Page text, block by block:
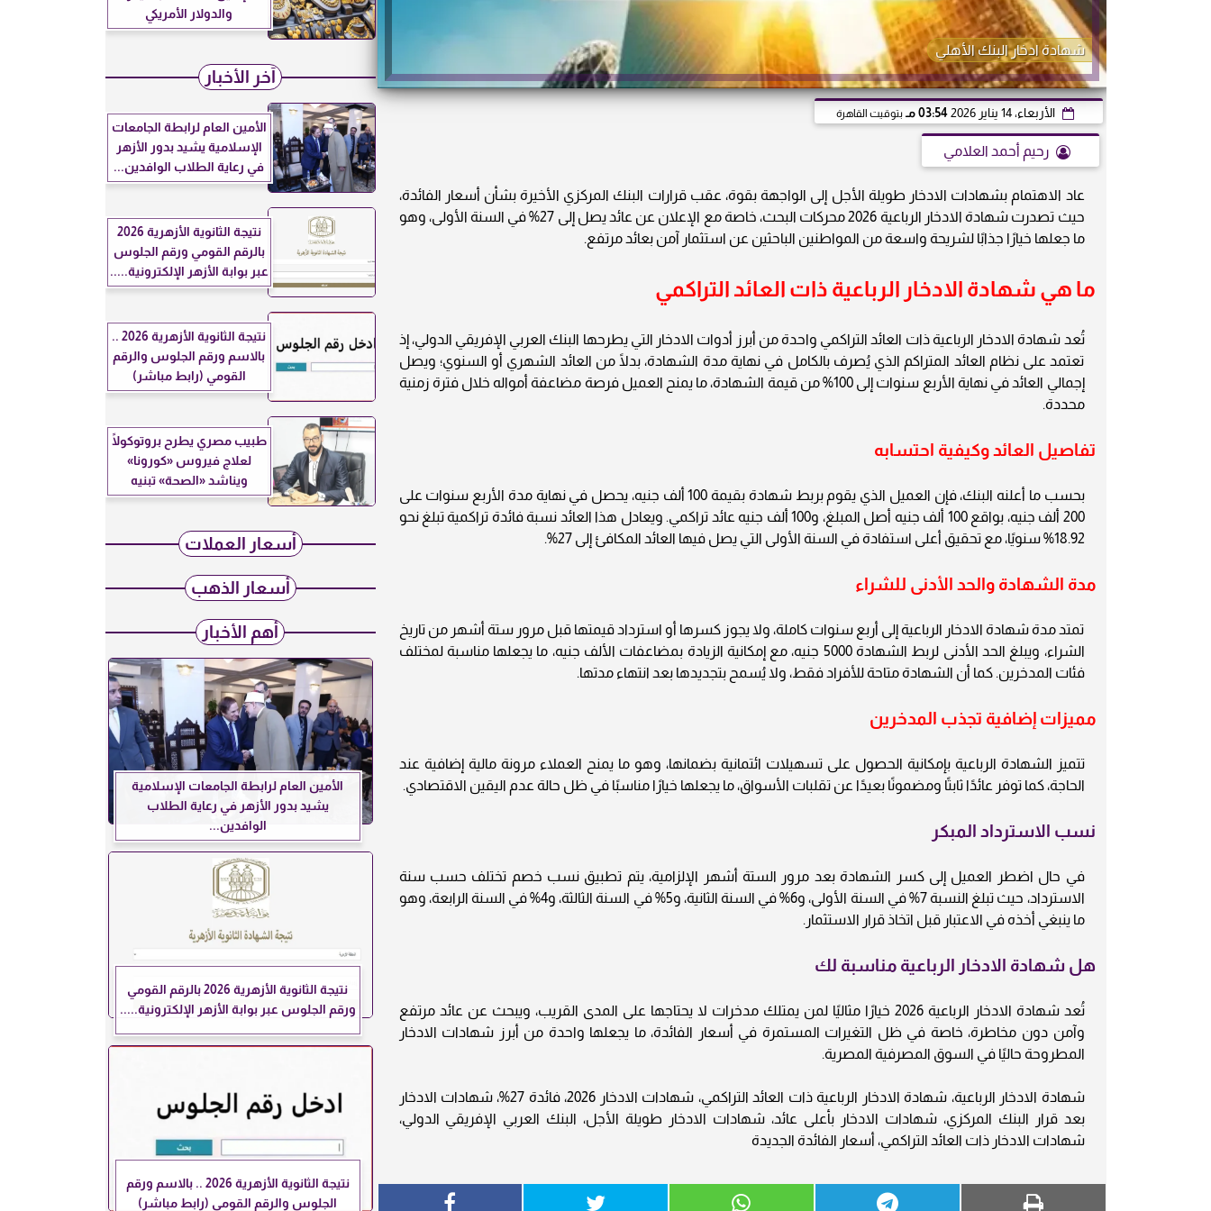
شهادة ادخار البنك الأهلي
الأربعاء، 14 يناير 2026 03:54 مـ بتوقيت القاهرة
رحيم أحمد العلامي
عاد الاهتمام بشهادات الادخار طويلة الأجل إلى الواجهة بقوة، عقب قرارات البنك المركزي الأخيرة بشأن أسعار الفائدة،
حيث تصدرت شهادة الادخار الرباعية 2026 محركات البحث، خاصة مع الإعلان عن عائد يصل إلى 27% في السنة الأولى، وهو
ما جعلها خيارًا جذابًا لشريحة واسعة من المواطنين الباحثين عن استثمار آمن بعائد مرتفع.
ما هي شهادة الادخار الرباعية ذات العائد التراكمي
تُعد شهادة الادخار الرباعية ذات العائد التراكمي واحدة من أبرز أدوات الادخار التي يطرحها البنك العربي الإفريقي الدولي، إذ
تعتمد على نظام العائد المتراكم الذي يُصرف بالكامل في نهاية مدة الشهادة، بدلًا من العائد الشهري أو السنوي؛ ويصل
إجمالي العائد في نهاية الأربع سنوات إلى 100% من قيمة الشهادة، ما يمنح العميل فرصة مضاعفة أمواله خلال فترة زمنية
محددة.
تفاصيل العائد وكيفية احتسابه
بحسب ما أعلنه البنك، فإن العميل الذي يقوم بربط شهادة بقيمة 100 ألف جنيه، يحصل في نهاية مدة الأربع سنوات على
200 ألف جنيه، بواقع 100 ألف جنيه أصل المبلغ، و100 ألف جنيه عائد تراكمي. ويعادل هذا العائد نسبة فائدة تراكمية تبلغ نحو
18.92% سنويًا، مع تحقيق أعلى استفادة في السنة الأولى التي يصل فيها العائد المكافئ إلى 27%.
مدة الشهادة والحد الأدنى للشراء
تمتد مدة شهادة الادخار الرباعية إلى أربع سنوات كاملة، ولا يجوز كسرها أو استرداد قيمتها قبل مرور ستة أشهر من تاريخ
الشراء، ويبلغ الحد الأدنى لربط الشهادة 5000 جنيه، مع إمكانية الزيادة بمضاعفات الألف جنيه، ما يجعلها مناسبة لمختلف
فئات المدخرين. كما أن الشهادة متاحة للأفراد فقط، ولا يُسمح بتجديدها بعد انتهاء مدتها.
مميزات إضافية تجذب المدخرين
تتميز الشهادة الرباعية بإمكانية الحصول على تسهيلات ائتمانية بضمانها، وهو ما يمنح العملاء مرونة مالية إضافية عند
الحاجة، كما توفر عائدًا ثابتًا ومضمونًا بعيدًا عن تقلبات الأسواق، ما يجعلها خيارًا مناسبًا في ظل حالة عدم اليقين الاقتصادي.
نسب الاسترداد المبكر
في حال اضطر العميل إلى كسر الشهادة بعد مرور الستة أشهر الإلزامية، يتم تطبيق نسب خصم تختلف حسب سنة
الاسترداد، حيث تبلغ النسبة 7% في السنة الأولى، و6% في السنة الثانية، و5% في السنة الثالثة، و4% في السنة الرابعة، وهو
ما ينبغي أخذه في الاعتبار قبل اتخاذ قرار الاستثمار.
هل شهادة الادخار الرباعية مناسبة لك
تُعد شهادة الادخار الرباعية 2026 خيارًا مثاليًا لمن يمتلك مدخرات لا يحتاجها على المدى القريب، ويبحث عن عائد مرتفع
وآمن دون مخاطرة، خاصة في ظل التغيرات المستمرة في أسعار الفائدة، ما يجعلها واحدة من أبرز شهادات الادخار
المطروحة حاليًا في السوق المصرفية المصرية.
شهادة الادخار الرباعية، شهادة الادخار الرباعية ذات العائد التراكمي، شهادات الادخار 2026، فائدة 27%، شهادات الادخار
بعد قرار البنك المركزي، شهادات الادخار بأعلى عائد، شهادات الادخار طويلة الأجل، البنك العربي الإفريقي الدولي،
شهادات الادخار ذات العائد التراكمي، أسعار الفائدة الجديدة
والدولار الأمريكي
آخر الأخبار
الأمين العام لرابطة الجامعات
الإسلامية يشيد بدور الأزهر
في رعاية الطلاب الوافدين...
نتيجة الثانوية الأزهرية 2026
بالرقم القومي ورقم الجلوس
عبر بوابة الأزهر الإلكترونية.....
نتيجة الثانوية الأزهرية 2026 ..
بالاسم ورقم الجلوس والرقم
القومي (رابط مباشر)
طبيب مصري يطرح بروتوكولًا
لعلاج فيروس «كورونا»
ويناشد «الصحة» تبنيه
أسعار العملات
أسعار الذهب
أهم الأخبار
الأمين العام لرابطة الجامعات الإسلامية
يشيد بدور الأزهر في رعاية الطلاب
الوافدين...
نتيجة الثانوية الأزهرية 2026 بالرقم القومي
ورقم الجلوس عبر بوابة الأزهر الإلكترونية.....
نتيجة الثانوية الأزهرية 2026 .. بالاسم ورقم
الجلوس والرقم القومي (رابط مباشر)